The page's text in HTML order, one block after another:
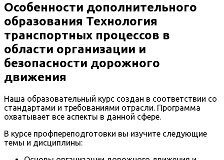
Особенности дополнительного
образования Технология
транспортных процессов в
области организации и
безопасности дорожного
движения
Наша образовательный курс создан в соответствии со
стандартами и требованиями отрасли. Программа
охватывает все аспекты в данной сфере.
В курсе профпереподготовки вы изучите следующие
темы и дисциплины: